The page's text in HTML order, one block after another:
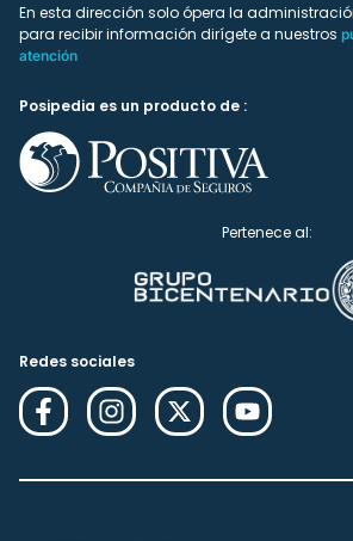
En esta dirección solo ópera la
para recibir información dirígete a nuestros
atención
Posipedia es un producto de :
Pertenece al:
Redes sociales